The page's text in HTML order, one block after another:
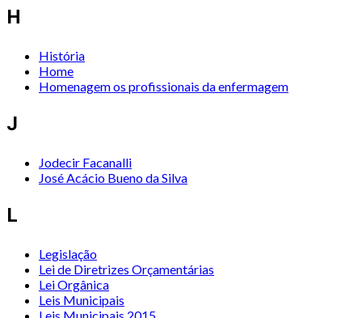
H
História
Home
Homenagem os profissionais da enfermagem
J
Jodecir Facanalli
José Acácio Bueno da Silva
L
Legislação
Lei de Diretrizes Orçamentárias
Lei Orgânica
Leis Municipais